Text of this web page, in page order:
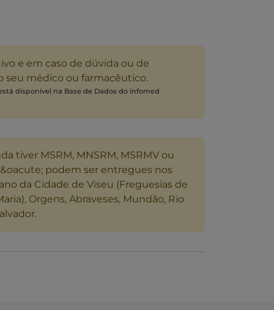
e em caso de dúvida ou de
seu médico ou farmacêutico.
disponível na Base de Dados do infomed
tiver MSRM, MNSRM, MSRMV ou
podem ser entregues nos
da Cidade de Viseu (Freguesias de
Orgens, Abraveses, Mundão, Rio